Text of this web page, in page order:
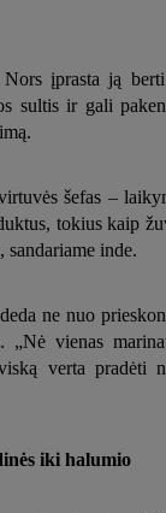
įprasta ją
sultis ir gali
šefas –
tokius kaip
sandariame inde.
ne nuo
„Nė vienas
verta pradėti
iki halumio